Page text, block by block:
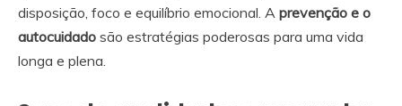
disposição, foco e equilíbrio emocional. A prevenção e o
autocuidado são estratégias poderosas para uma vida
longa e plena.